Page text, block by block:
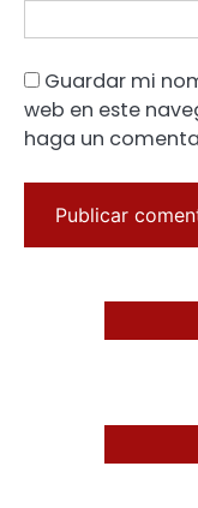
Guardar mi
web en este
haga un